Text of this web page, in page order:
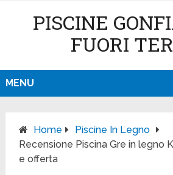
PISCINE
FUORI
MENU
Home
Piscine In Legno
Recensione Piscina Gre in legno
e offerta